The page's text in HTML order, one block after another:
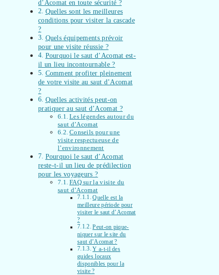
d’Acomat en toute sécurité ?
Quelles sont les meilleures
conditions pour visiter la cascade
?
Quels équipements prévoir
pour une visite réussie ?
Pourquoi le saut d’Acomat est-
il un lieu incontournable ?
Comment profiter pleinement
de votre visite au saut d’Acomat
?
Quelles activités peut-on
pratiquer au saut d’Acomat ?
Les légendes autour du
saut d’Acomat
Conseils pour une
visite respectueuse de
l’environnement
Pourquoi le saut d’Acomat
reste-t-il un lieu de prédilection
pour les voyageurs ?
FAQ sur la visite du
saut d’Acomat
Quelle est la
meilleure période pour
visiter le saut d’Acomat
?
Peut-on pique-
niquer sur le site du
saut d’Acomat ?
Y a-t-il des
guides locaux
disponibles pour la
visite ?